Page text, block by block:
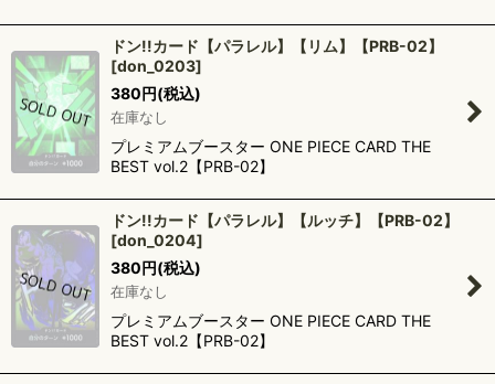
ドン!!カード【パラレル】【リム】【PRB-02】
[don_0203]
380円(税込)
在庫なし
プレミアムブースター ONE PIECE CARD THE
BEST vol.2【PRB-02】
ドン!!カード【パラレル】【ルッチ】【PRB-02】
[don_0204]
380円(税込)
在庫なし
プレミアムブースター ONE PIECE CARD THE
BEST vol.2【PRB-02】